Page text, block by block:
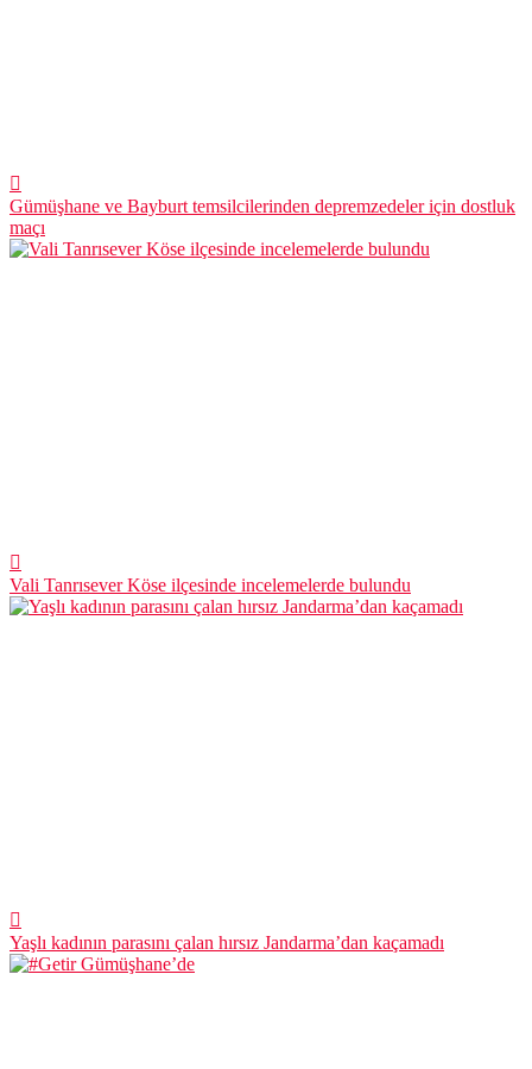
Gümüşhane ve Bayburt temsilcilerinden depremzedeler için dostluk
maçı
Vali Tanrısever Köse ilçesinde incelemelerde bulundu
Yaşlı kadının parasını çalan hırsız Jandarma’dan kaçamadı